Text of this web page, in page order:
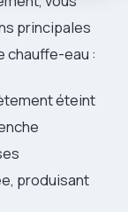
principales
chauffe-eau :
éteint
produisant